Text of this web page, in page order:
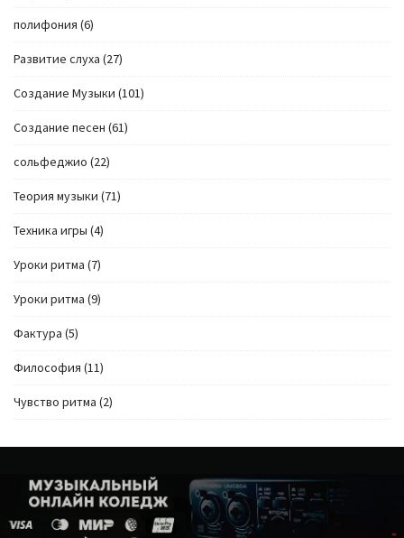
полифония (6)
Развитие слуха (27)
Создание Музыки (101)
Создание песен (61)
сольфеджио (22)
Теория музыки (71)
Техника игры (4)
Уроки ритма (7)
Уроки ритма (9)
Фактура (5)
Философия (11)
Чувство ритма (2)